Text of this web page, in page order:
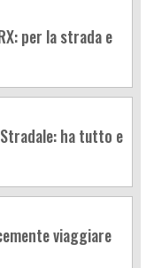
per la strada e
ha tutto e
viaggiare